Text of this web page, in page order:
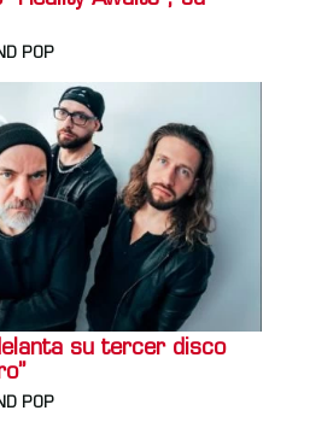
POP
su tercer disco
POP